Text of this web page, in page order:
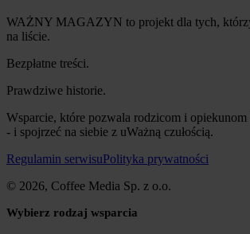
WAŻNY MAGAZYN to projekt dla tych,
na liście.
Bezpłatne treści.
Prawdziwe historie.
Wsparcie, które pozwala rodzicom i
- i spojrzeć na siebie z uWażną czułością.
Regulamin serwisuPolityka prywatności
© 2026, Coffee Media Sp. z o.o.
Wybierz rodzaj wsparcia